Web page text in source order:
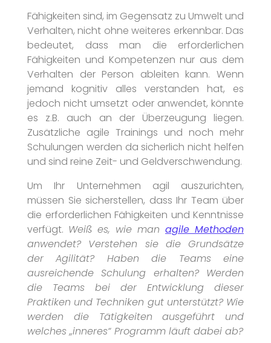
Fähigkeiten sind, im Gegensatz zu Umwelt und
Verhalten, nicht ohne weiteres erkennbar. Das
bedeutet, dass man die erforderlichen
Fähigkeiten und Kompetenzen nur aus dem
Verhalten der Person ableiten kann. Wenn
jemand kognitiv alles verstanden hat, es
jedoch nicht umsetzt oder anwendet, könnte
es z.B. auch an der Überzeugung liegen.
Zusätzliche agile Trainings und noch mehr
Schulungen werden da sicherlich nicht helfen
und sind reine Zeit- und Geldverschwendung.
Um Ihr Unternehmen agil auszurichten,
müssen Sie sicherstellen, dass Ihr Team über
die erforderlichen Fähigkeiten und Kenntnisse
verfügt. Weiß es, wie man agile Methoden
anwendet? Verstehen sie die Grundsätze
der Agilität? Haben die Teams eine
ausreichende Schulung erhalten? Werden
die Teams bei der Entwicklung dieser
Praktiken und Techniken gut unterstützt? Wie
werden die Tätigkeiten ausgeführt und
welches „inneres“ Programm läuft dabei ab?